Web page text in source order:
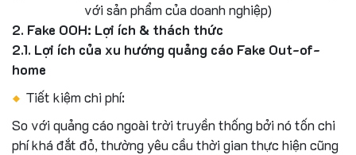
với sản phẩm của doanh nghiệp)
2. Fake OOH: Lợi ích & thách thức
2.1. Lợi ích của xu hướng quảng cáo Fake Out-of-
home
Tiết kiệm chi phí:
So với quảng cáo ngoài trời truyền thống bởi nó tốn chi
phí khá đắt đỏ, thường yêu cầu thời gian thực hiện cũng